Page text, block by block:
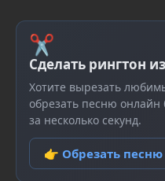
✂
Сделать рингтон
Хотите вырезать
обрезать песню онлайн
за несколько секунд.
👉 Обрезать